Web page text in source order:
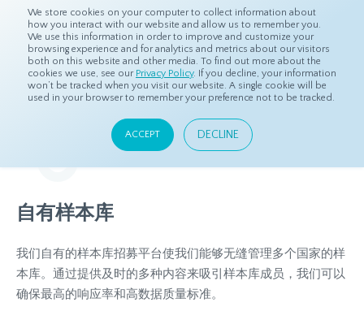
We store cookies on your computer to collect information about
how you interact with our website and allow us to remember you.
We use this information in order to improve and customize your
browsing experience and for analytics and metrics about our visitors
both on this website and other media. To find out more about the
cookies we use, see our Privacy Policy. If you decline, your information
won’t be tracked when you visit our website. A single cookie will be
used in your browser to remember your preference not to be tracked.
ACCEPT DECLINE
首页 产品 产品
产品
我们自主研发的专业工具和平台可灵活支持您的项目。
自有样本库
我们自有的样本库招募平台使我们能够无缝管理多个国家的样
本库。通过提供及时的多种内容来吸引样本库成员，我们可以
确保最高的响应率和高数据质量标准。